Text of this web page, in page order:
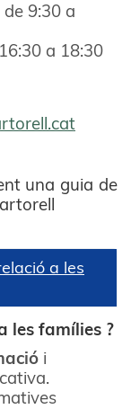
de 9:30 a
a 18:30
una guia de
a les
les famílies ?
i